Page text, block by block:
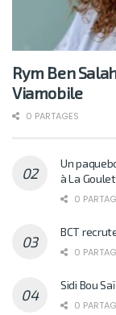
Rym Ben
Viamobile
0 PARTAGES
Un
à La
0
BCT
0
Sidi Bou
0